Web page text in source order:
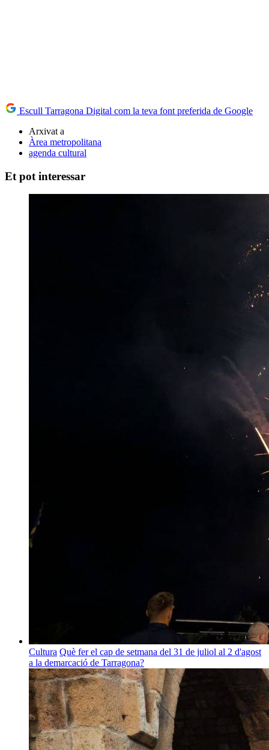
Escull Tarragona Digital com la teva font preferida de Google
Arxivat a
Àrea metropolitana
agenda cultural
Et pot interessar
Cultura Què fer el cap de setmana del 31 de juliol al 2 d'agost
a la demarcació de Tarragona?